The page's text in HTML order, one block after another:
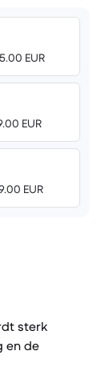
EUR
EUR
EUR
sterk
en de